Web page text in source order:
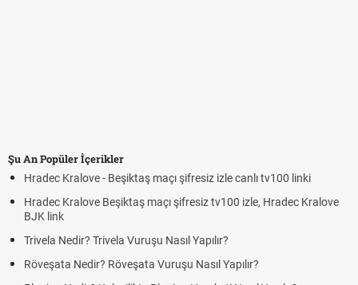
Şu An Popüler İçerikler
Hradec Kralove - Beşiktaş maçı şifresiz izle canlı tv100 linki
Hradec Kralove Beşiktaş maçı şifresiz tv100 izle, Hradec Kralove
BJK link
Trivela Nedir? Trivela Vuruşu Nasıl Yapılır?
Röveşata Nedir? Röveşata Vuruşu Nasıl Yapılır?